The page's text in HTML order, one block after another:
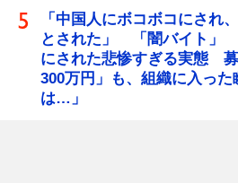
「中国人にボコボコにされ
とされた」 「闇バイト」
にされた悲惨すぎる実態
300万円」も、組織に入っ
は…」